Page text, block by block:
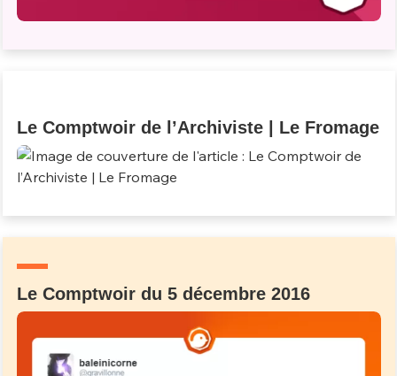
Le Comptwoir de l’Archiviste | Le Fromage
Le Comptwoir du 5 décembre 2016